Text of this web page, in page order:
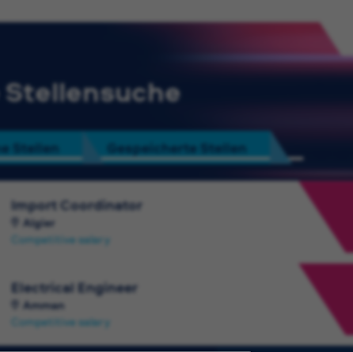
Stellen Gespeicherte Stellen
Import Coordinator
Algier
Competitive salary
Electrical Engineer
Amman
Competitive salary